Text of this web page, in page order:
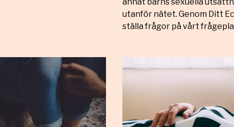
utanför nätet. Genom Ditt
ställa frågor på vårt